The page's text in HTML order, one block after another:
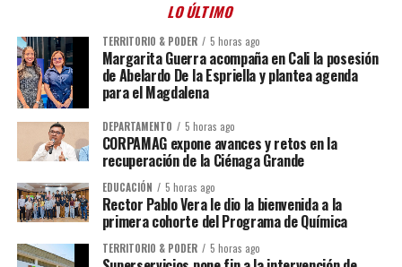
LO ÚLTIMO
TERRITORIO & PODER 5 horas ago
Margarita Guerra acompaña en Cali la posesión
de Abelardo De la Espriella y plantea agenda
para el Magdalena
DEPARTAMENTO 5 horas ago
CORPAMAG expone avances y retos en la
recuperación de la Ciénaga Grande
EDUCACIÓN 5 horas ago
Rector Pablo Vera le dio la bienvenida a la
primera cohorte del Programa de Química
TERRITORIO & PODER 5 horas ago